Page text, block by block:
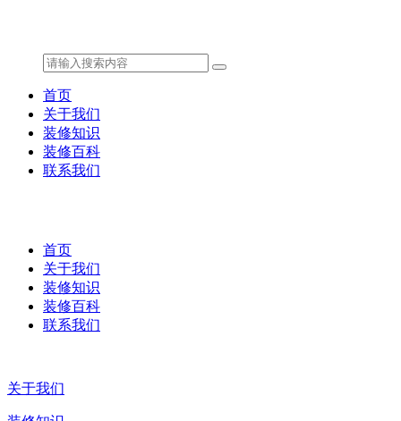
首页
关于我们
装修知识
装修百科
联系我们
首页
关于我们
装修知识
装修百科
联系我们
关于我们